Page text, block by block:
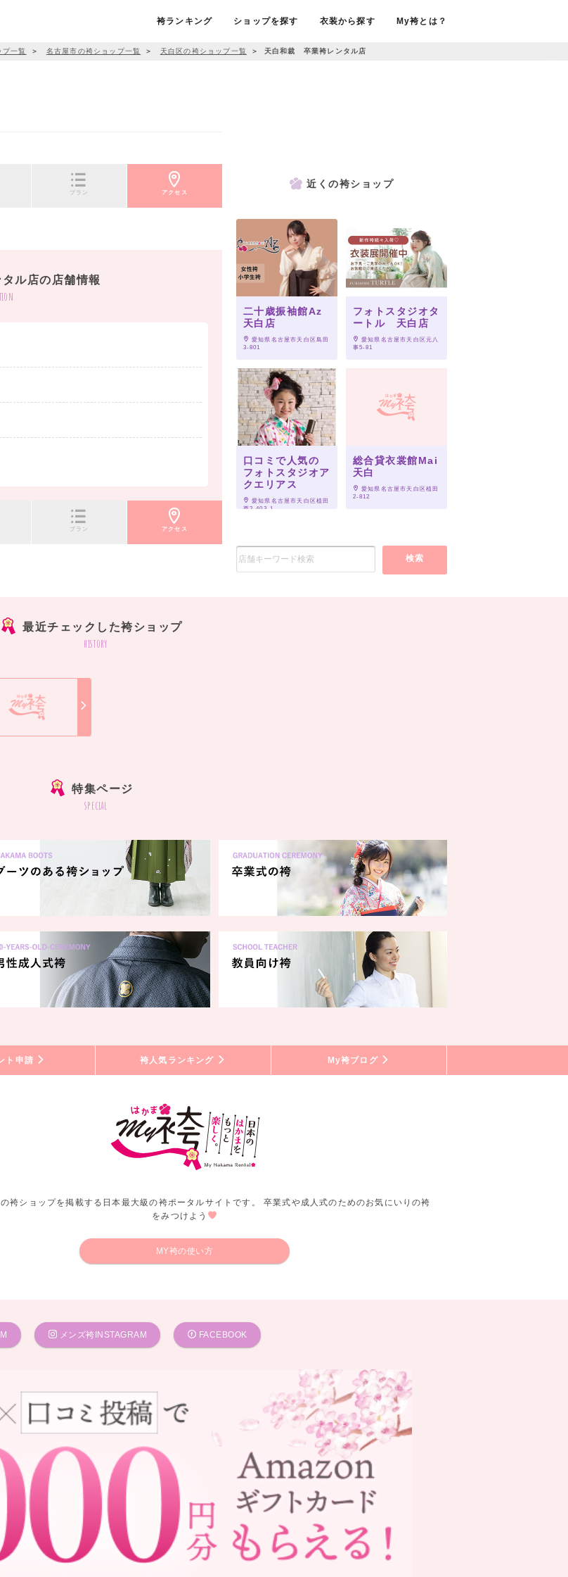
袴ランキング ショップを探す 衣装から探す My袴とは？
一覧 ＞ 名古屋市の袴ショップ一覧 ＞ 天白区の袴ショップ一覧 ＞ 天白和裁 卒業袴レンタル店
プラン アクセス
ル店の店舗情報
プラン アクセス
近くの袴ショップ
二十歳振袖館Az
天白店
愛知県名古屋市天白区島田
3-801
フォトスタジオタ
ートル 天白店
愛知県名古屋市天白区元八
事5-81
口コミで人気の
フォトスタジオア
クエリアス
愛知県名古屋市天白区植田
西2-403-1
総合貸衣裳館Mai
天白
愛知県名古屋市天白区植田
2-812
検索
最近チェックした袴ショップ
history
特集ページ
special
ト申請 袴人気ランキング My袴ブログ
袴ショップを掲載する日本最大級の袴ポータルサイトです。 卒業式や成人式のためのお気にいりの袴
をみつけよう
MY袴の使い方
メンズ袴INSTAGRAM FACEBOOK